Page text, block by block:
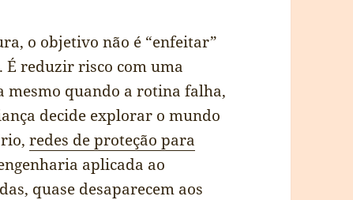
o objetivo não é “enfeitar”
reduzir risco com uma
mesmo quando a rotina falha,
decide explorar o mundo
redes de proteção para
aplicada ao
quase desaparecem aos